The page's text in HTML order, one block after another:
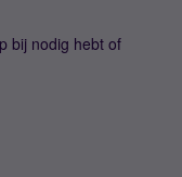
bij nodig hebt of